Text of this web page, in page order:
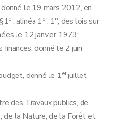
le 19 mars 2012, en
er, alinéa 1er, 1°, des lois sur
le 12 janvier 1973;
donné le 2 juin
donné le 1erjuillet
des Travaux publics, de
de la Nature, de la Forêt et